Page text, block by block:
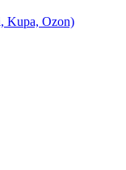
Kupa, Ozon)